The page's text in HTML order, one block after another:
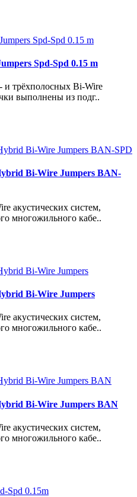
Spd-Spd 0.15 m
и трёхполосных Bi-Wire
выполнены из подг..
Bi-Wire Jumpers BAN-
акустических систем,
многожильного кабе..
Bi-Wire Jumpers
акустических систем,
многожильного кабе..
Bi-Wire Jumpers BAN
акустических систем,
многожильного кабе..